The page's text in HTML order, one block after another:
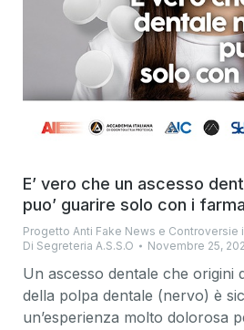
E’ vero che un ascesso
puo’ guarire solo con i
Progetto Anti Fake News e Controversie
Di Segreteria A.S.S.O Novembre 25,
Un ascesso dentale che origini
della polpa dentale (nervo) è
un’esperienza molto dolorosa